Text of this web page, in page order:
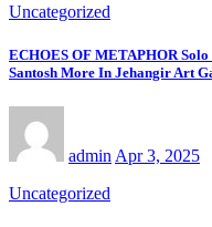
Uncategorized
ECHOES OF METAPHOR
Santosh More In Jehangir Art
admin Apr 3, 2025
Uncategorized